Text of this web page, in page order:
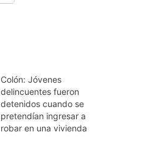
Colón: Jóvenes
delincuentes fueron
detenidos cuando se
pretendían ingresar a
robar en una vivienda